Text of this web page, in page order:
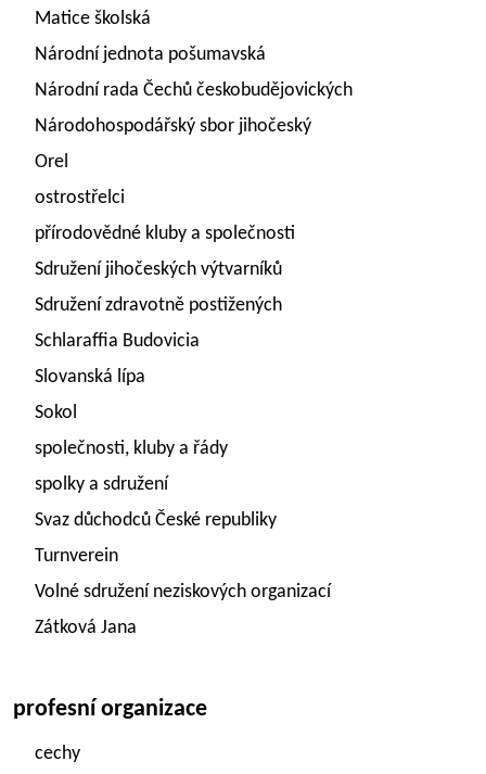
Matice školská
Národní jednota pošumavská
Národní rada Čechů českobudějovických
Národohospodářský sbor jihočeský
Orel
ostrostřelci
přírodovědné kluby a společnosti
Sdružení jihočeských výtvarníků
Sdružení zdravotně postižených
Schlaraffia Budovicia
Slovanská lípa
Sokol
společnosti, kluby a řády
spolky a sdružení
Svaz důchodců České republiky
Turnverein
Volné sdružení neziskových organizací
Zátková Jana
profesní organizace
cechy